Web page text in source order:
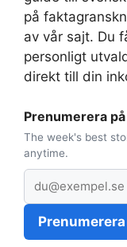
på
av vår sajt. Du
personligt
direkt till din
Prenumerera
The week's best
anytime.
-
o